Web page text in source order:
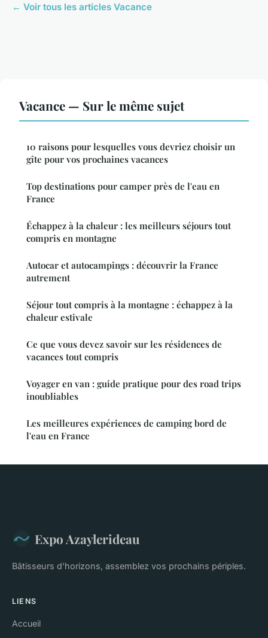
← Voir tous les articles Vacance
Vacance — Sur le même sujet
10 raisons pour lesquelles vous devriez choisir un
gîte pour vos prochaines vacances
Top destinations pour camper près de l'eau en
France
Échappez à la chaleur : les meilleurs séjours tout
compris en montagne
Autocar et autocampings : découvrir la France
autrement
Séjour tout compris à la montagne : échappez à la
chaleur estivale
Ce que vous devez savoir sur les résidences de
vacances tout compris
Voyager en van : guide pratique pour des road trips
inoubliables
Les meilleures expériences de camping bord de
l'eau en France
Expo Azaylerideau
Bâtisseurs d'horizons, assemblez vos prochains périples.
LIENS
Accueil